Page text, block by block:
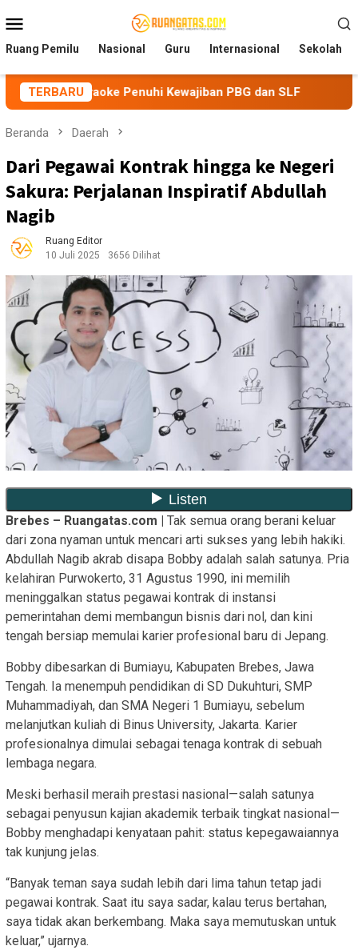
ke
kontenMobile
Ruang Pemilu Nasional Guru Internasional Sekolah
TERBARU
Karaoke Penuhi Kewajiban PBG dan SLF BEM
Beranda Daerah
Dari Pegawai Kontrak hingga ke Negeri
Sakura: Perjalanan Inspiratif Abdullah
Nagib
Ruang Editor
10 Juli 2025
3656 Dilihat
Brebes – Ruangatas.com | Tak semua orang berani keluar
dari zona nyaman untuk mencari arti sukses yang lebih hakiki.
Abdullah Nagib akrab disapa Bobby adalah salah satunya. Pria
kelahiran Purwokerto, 31 Agustus 1990, ini memilih
meninggalkan status pegawai kontrak di instansi
pemerintahan demi membangun bisnis dari nol, dan kini
tengah bersiap memulai karier profesional baru di Jepang.
Bobby dibesarkan di Bumiayu, Kabupaten Brebes, Jawa
Tengah. Ia menempuh pendidikan di SD Dukuhturi, SMP
Muhammadiyah, dan SMA Negeri 1 Bumiayu, sebelum
melanjutkan kuliah di Binus University, Jakarta. Karier
profesionalnya dimulai sebagai tenaga kontrak di sebuah
lembaga negara.
Meski berhasil meraih prestasi nasional—salah satunya
sebagai penyusun kajian akademik terbaik tingkat nasional—
Bobby menghadapi kenyataan pahit: status kepegawaiannya
tak kunjung jelas.
“Banyak teman saya sudah lebih dari lima tahun tetap jadi
pegawai kontrak. Saat itu saya sadar, kalau terus bertahan,
saya tidak akan berkembang. Maka saya memutuskan untuk
keluar,” ujarnya.